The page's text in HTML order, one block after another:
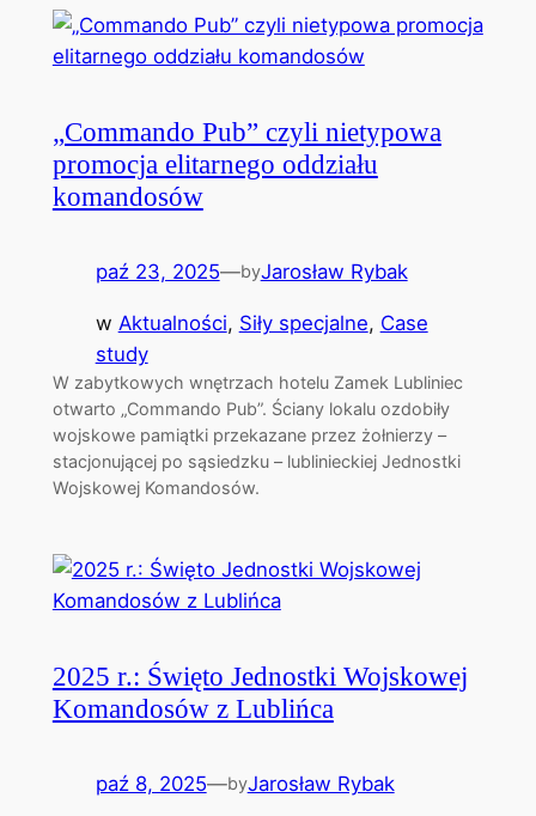
„Commando Pub” czyli nietypowa
promocja elitarnego oddziału
komandosów
paź 23, 2025—byJarosław Rybak
w Aktualności, Siły specjalne, Case
study
W zabytkowych wnętrzach hotelu Zamek Lubliniec
otwarto „Commando Pub”. Ściany lokalu ozdobiły
wojskowe pamiątki przekazane przez żołnierzy –
stacjonującej po sąsiedzku – lublinieckiej Jednostki
Wojskowej Komandosów.
2025 r.: Święto Jednostki Wojskowej
Komandosów z Lublińca
paź 8, 2025—byJarosław Rybak